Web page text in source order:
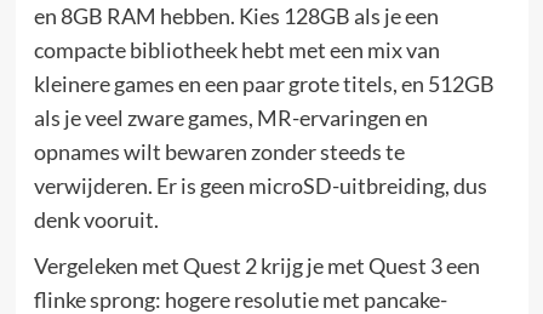
en 8GB RAM hebben. Kies 128GB als je een
compacte bibliotheek hebt met een mix van
kleinere games en een paar grote titels, en 512GB
als je veel zware games, MR-ervaringen en
opnames wilt bewaren zonder steeds te
verwijderen. Er is geen microSD-uitbreiding, dus
denk vooruit.
Vergeleken met Quest 2 krijg je met Quest 3 een
flinke sprong: hogere resolutie met pancake-